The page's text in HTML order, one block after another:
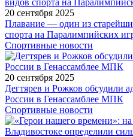
20 сентября 2025
Плавание — один из
спорта на Паралимпийских
Спортивные новости
20 сентября 2025
Дегтярев и Рожков обсудили
России в Генассамблее МПК
Спортивные новости